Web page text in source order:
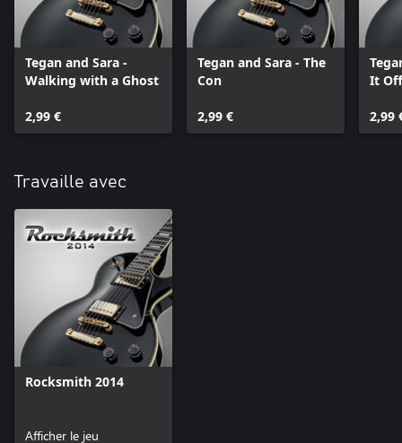
Tegan and Sara -
Walking with a Ghost
2,99 €
Tegan and Sara - The
Con
2,99 €
It Off
2,99
Travaille avec
Rocksmith 2014
Afficher le jeu